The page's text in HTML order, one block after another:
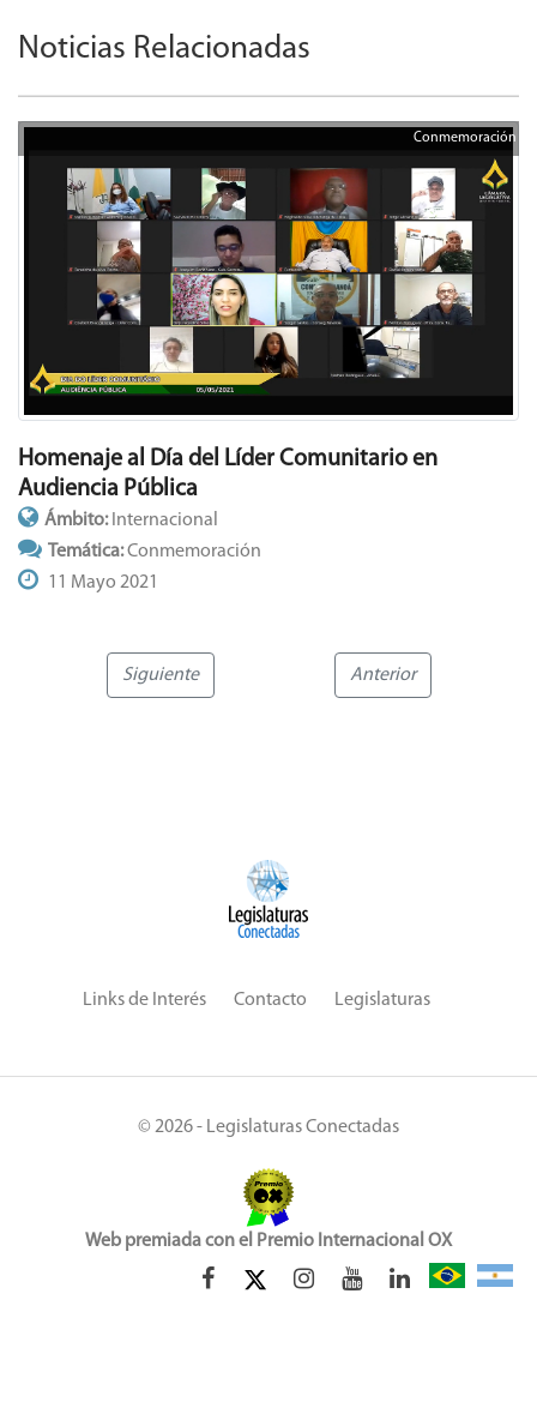
Noticias Relacionadas
Conmemoración
Homenaje al Día del Líder Comunitario en
Audiencia Pública
Ámbito: Internacional
Temática:Conmemoración
11 Mayo 2021
Siguiente Anterior
Links de Interés Contacto Legislaturas
© 2026 - Legislaturas Conectadas
Web premiada con el Premio Internacional OX